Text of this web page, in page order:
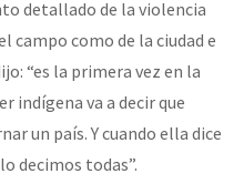
detallado de la violencia
campo como de la ciudad e
“es la primera vez en la
indígena va a decir que
un país. Y cuando ella dice
decimos todas”.